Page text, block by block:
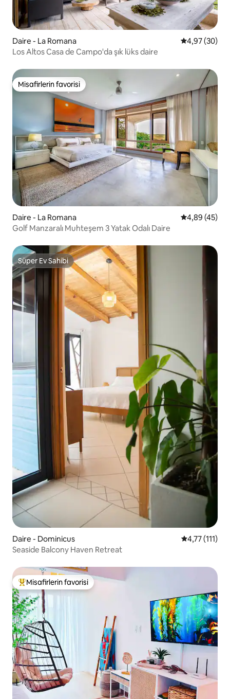
Daire - La Romana 5 üzerinden
4,97 (30)
Los Altos Casa de Campo'da şık lüks daire
Misafirlerin favorisi
Misafirlerin favorisi
Daire - La Romana 5 üzerinden
4,89 (45)
Golf Manzaralı Muhteşem 3 Yatak Odalı Daire
Süper Ev Sahibi
Süper Ev Sahibi
Daire - Dominicus 5 üzerinden
4,77 (111)
Seaside Balcony Haven Retreat
Misafirlerin favorilerinden en beğenilenler arasında
Misafirlerin favorisi